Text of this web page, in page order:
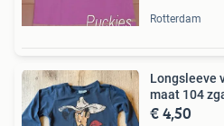
Rotterdam
Longsleeve
maat 104
€ 4,50